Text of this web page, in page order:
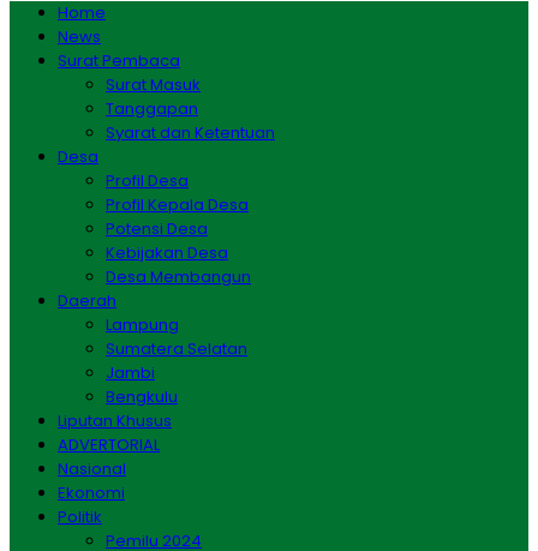
Home
News
Surat Pembaca
Surat Masuk
Tanggapan
Syarat dan Ketentuan
Desa
Profil Desa
Profil Kepala Desa
Potensi Desa
Kebijakan Desa
Desa Membangun
Daerah
Lampung
Sumatera Selatan
Jambi
Bengkulu
Liputan Khusus
ADVERTORIAL
Nasional
Ekonomi
Politik
Pemilu 2024